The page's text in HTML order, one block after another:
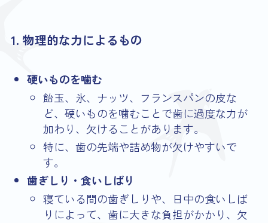
1. 物理的な力によるもの
硬いものを噛む
飴玉、氷、ナッツ、フランスパンの皮な
ど、硬いものを噛むことで歯に過度な力が
加わり、欠けることがあります。
特に、歯の先端や詰め物が欠けやすいで
す。
歯ぎしり・食いしばり
寝ている間の歯ぎしりや、日中の食いしば
りによって、歯に大きな負担がかかり、欠